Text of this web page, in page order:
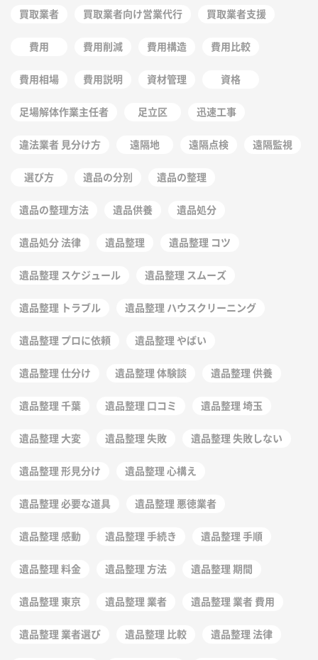
買取業者 買取業者向け営業代行 買取業者支援
費用 費用削減 費用構造 費用比較
費用相場 費用説明 資材管理 資格
足場解体作業主任者 足立区 迅速工事
違法業者 見分け方 遠隔地 遠隔点検 遠隔監視
選び方 遺品の分別 遺品の整理
遺品の整理方法 遺品供養 遺品処分
遺品処分 法律 遺品整理 遺品整理 コツ
遺品整理 スケジュール 遺品整理 スムーズ
遺品整理 トラブル 遺品整理 ハウスクリーニング
遺品整理 プロに依頼 遺品整理 やばい
遺品整理 仕分け 遺品整理 体験談 遺品整理 供養
遺品整理 千葉 遺品整理 口コミ 遺品整理 埼玉
遺品整理 大変 遺品整理 失敗 遺品整理 失敗しない
遺品整理 形見分け 遺品整理 心構え
遺品整理 必要な道具 遺品整理 悪徳業者
遺品整理 感動 遺品整理 手続き 遺品整理 手順
遺品整理 料金 遺品整理 方法 遺品整理 期間
遺品整理 東京 遺品整理 業者 遺品整理 業者 費用
遺品整理 業者選び 遺品整理 比較 遺品整理 法律